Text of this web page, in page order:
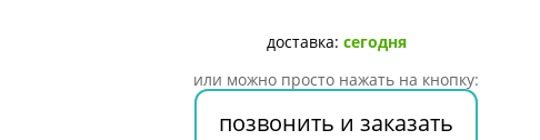
№50
доставка: сегодня
или можно просто нажать на кнопку:
позвонить и заказать